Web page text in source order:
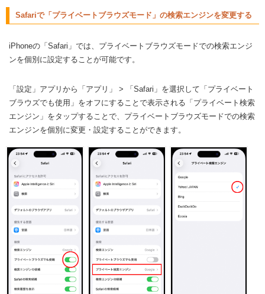
Safariで「プライベートブラウズモード」の検索エンジンを変更する
iPhoneの「Safari」では、プライベートブラウズモードでの検索エンジ
ンを個別に設定することが可能です。
「設定」アプリから「アプリ」 > 「Safari」を選択して「プライベート
ブラウズでも使用」をオフにすることで表示される「プライベート検索
エンジン」をタップすることで、プライベートブラウズモードでの検索
エンジンを個別に変更・設定することができます。